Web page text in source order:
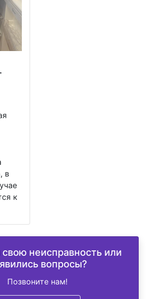
в
к
неисправность или
вопросы?
Позвоните нам!